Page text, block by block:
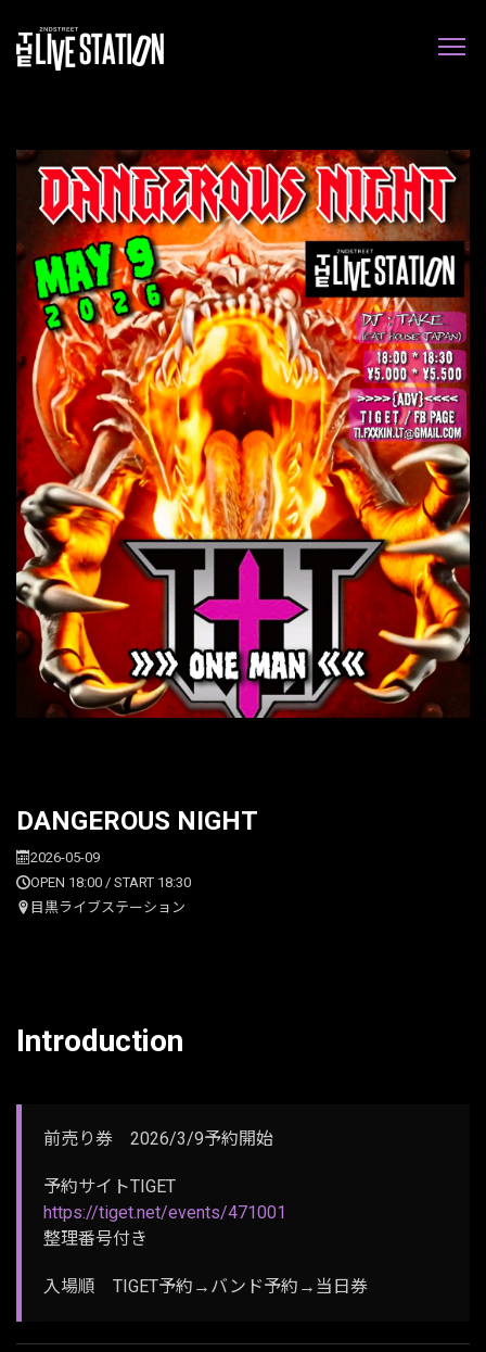
DANGEROUS NIGHT
2026-05-09
OPEN 18:00 / START 18:30
目黒ライブステーション
Introduction
前売り券 2026/3/9予約開始
予約サイトTIGET
https://tiget.net/events/471001
整理番号付き
入場順 TIGET予約→バンド予約→当日券